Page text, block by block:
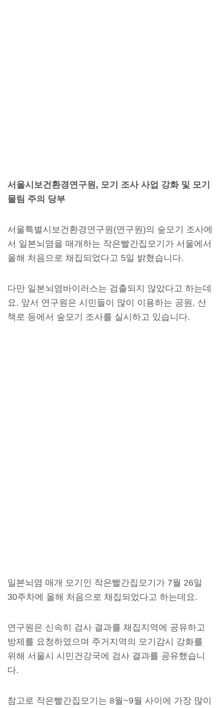
서울시보건환경연구원, 모기 조사 사업 강화 및 모기
물림 주의 당부
서울특별시보건환경연구원(연구원)의 숲모기 조사에
서 일본뇌염을 매개하는 작은빨간집모기가 서울에서
올해 처음으로 채집되었다고 5일 밝혔습니다.
다만 일본뇌염바이러스는 검출되지 않았다고 하는데
요. 앞서 연구원은 시민들이 많이 이용하는 공원, 산
책로 등에서 숲모기 조사를 실시하고 있습니다.
일본뇌염 매개 모기인 작은빨간집모기가 7월 26일
30주차에 올해 처음으로 채집되었다고 하는데요.
연구원은 신속히 검사 결과를 채집지역에 공유하고
방제를 요청하였으며 주거지역의 모기감시 강화를
위해 서울시 시민건강국에 검사 결과를 공유했습니
다.
참고로 작은빨간집모기는 8월~9월 사이에 가장 많이